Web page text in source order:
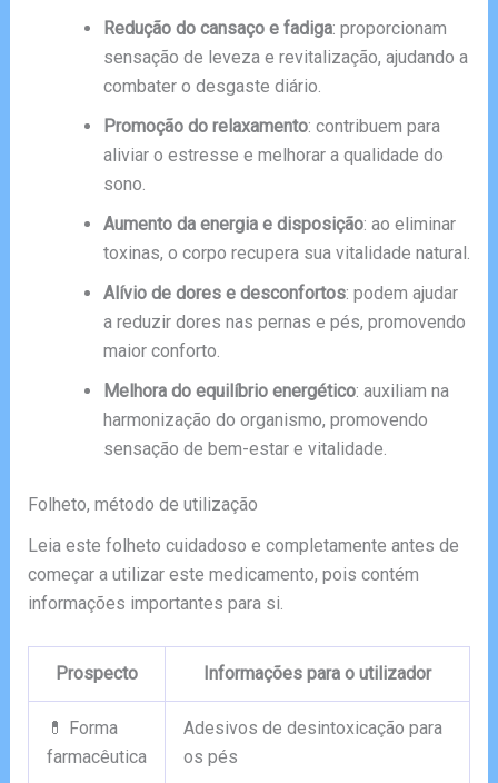
Redução do cansaço e fadiga: proporcionam
sensação de leveza e revitalização, ajudando a
combater o desgaste diário.
Promoção do relaxamento: contribuem para
aliviar o estresse e melhorar a qualidade do
sono.
Aumento da energia e disposição: ao eliminar
toxinas, o corpo recupera sua vitalidade natural.
Alívio de dores e desconfortos: podem ajudar
a reduzir dores nas pernas e pés, promovendo
maior conforto.
Melhora do equilíbrio energético: auxiliam na
harmonização do organismo, promovendo
sensação de bem-estar e vitalidade.
Folheto, método de utilização
Leia este folheto cuidadoso e completamente antes de
começar a utilizar este medicamento, pois contém
informações importantes para si.
Prospecto Informações para o utilizador
💊 Forma
farmacêutica
Adesivos de desintoxicação para
os pés